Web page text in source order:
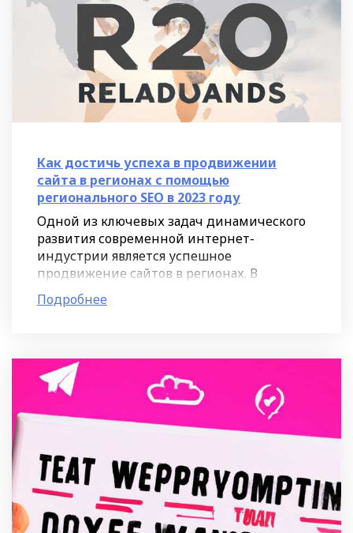
Как достичь успеха в продвижении
сайта в регионах с помощью
регионального SEO в 2023 году
Одной из ключевых задач динамического
развития современной интернет-
индустрии является успешное
продвижение сайтов в регионах. В
условиях всё более разнообразного и
взаимосвязанного информационного
Подробнее